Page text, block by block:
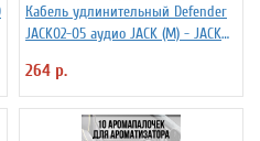
Кабель удлинительный Defender
JACK02-05 аудио JACK (M) - JACK
264 р.